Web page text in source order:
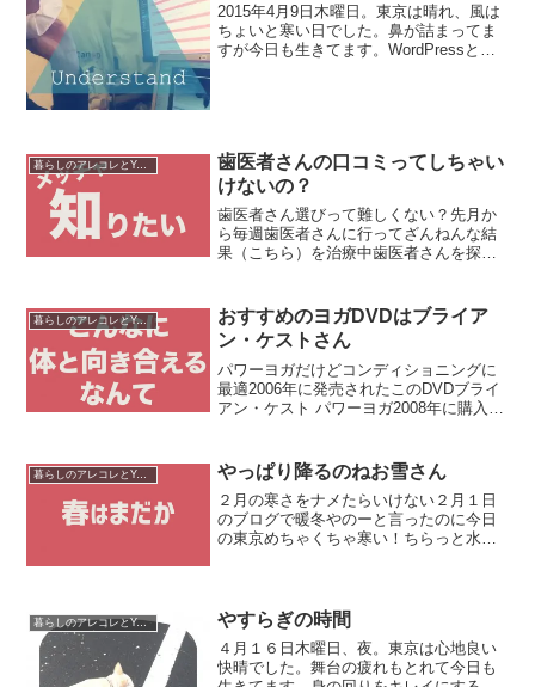
2015年4月9日木曜日。東京は晴れ、風は
ちょいと寒い日でした。鼻が詰まってま
すが今日も生きてます。WordPressと向
暮らしのアレコレとYouTube運営
歯医者さんの口コミってしちゃい
けないの？
歯医者さん選びって難しくない？先月か
ら毎週歯医者さんに行ってざんねんな結
果（こちら）を治療中歯医者さんを探す
判を頼りにしがちそこで近所の歯科医院
を調べてみるも口コミサイ...
暮らしのアレコレとYouTube運営
おすすめのヨガDVDはブライア
ン・ケストさん
パワーヨガだけどコンディショニングに
最適2006年に発売されたこのDVDブライ
アン・ケスト パワーヨガ2008年に購入し
た…。本日ひっさしぶりにブライアン・
ケストさんの...
暮らしのアレコレとYouTube運営 やっぱり降るのねお雪さん
２月の寒さをナメたらいけない２月１日
のブログで暖冬やのーと言ったのに今日
の東京めちゃくちゃ寒い！ちらっと水分
ど違うのよねで、こんなに...
暮らしのアレコレとYouTube運営 やすらぎの時間
４月１６日木曜日、夜。東京は心地良い
快晴でした。舞台の疲れもとれて今日も